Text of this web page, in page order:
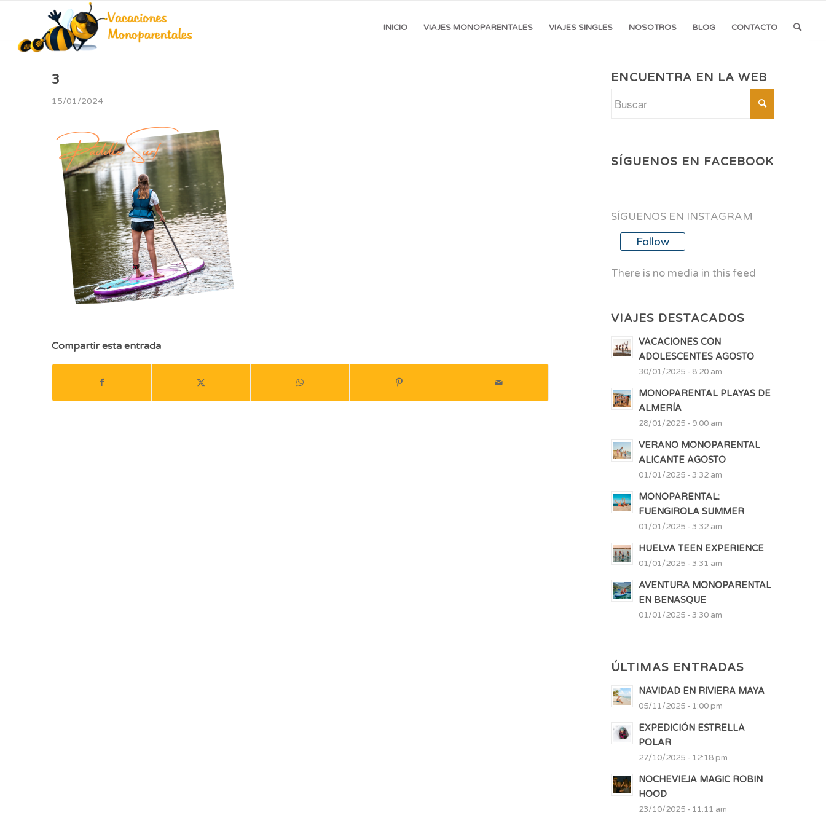
INICIO VIAJES MONOPARENTALES VIAJES SINGLES NOSOTROS BLOG CONTACTO
3
15/01/2024
Compartir esta entrada
ENCUENTRA EN LA WEB
SÍGUENOS EN FACEBOOK
SÍGUENOS EN INSTAGRAM
Follow
There is no media in this feed
VIAJES DESTACADOS
VACACIONES CON
ADOLESCENTES AGOSTO
30/01/2025 - 8:20 am
MONOPARENTAL PLAYAS DE
ALMERÍA
28/01/2025 - 9:00 am
VERANO MONOPARENTAL
ALICANTE AGOSTO
01/01/2025 - 3:32 am
MONOPARENTAL:
FUENGIROLA SUMMER
01/01/2025 - 3:32 am
HUELVA TEEN EXPERIENCE
01/01/2025 - 3:31 am
AVENTURA MONOPARENTAL
EN BENASQUE
01/01/2025 - 3:30 am
ÚLTIMAS ENTRADAS
NAVIDAD EN RIVIERA MAYA
05/11/2025 - 1:00 pm
EXPEDICIÓN ESTRELLA
POLAR
27/10/2025 - 12:18 pm
NOCHEVIEJA MAGIC ROBIN
HOOD
23/10/2025 - 11:11 am